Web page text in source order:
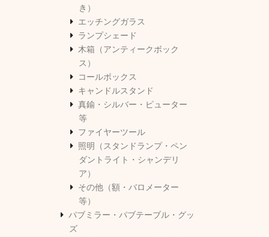
き）
エッチングガラス
ランプシェード
木箱（アンティークボック
ス）
コールボックス
キャンドルスタンド
真鍮・シルバー・ピューター
等
ファイヤーツール
照明（スタンドランプ・ペン
ダントライト・シャンデリ
ア）
その他（額・バロメーター
等）
パブミラー・パブテーブル・グッ
ズ